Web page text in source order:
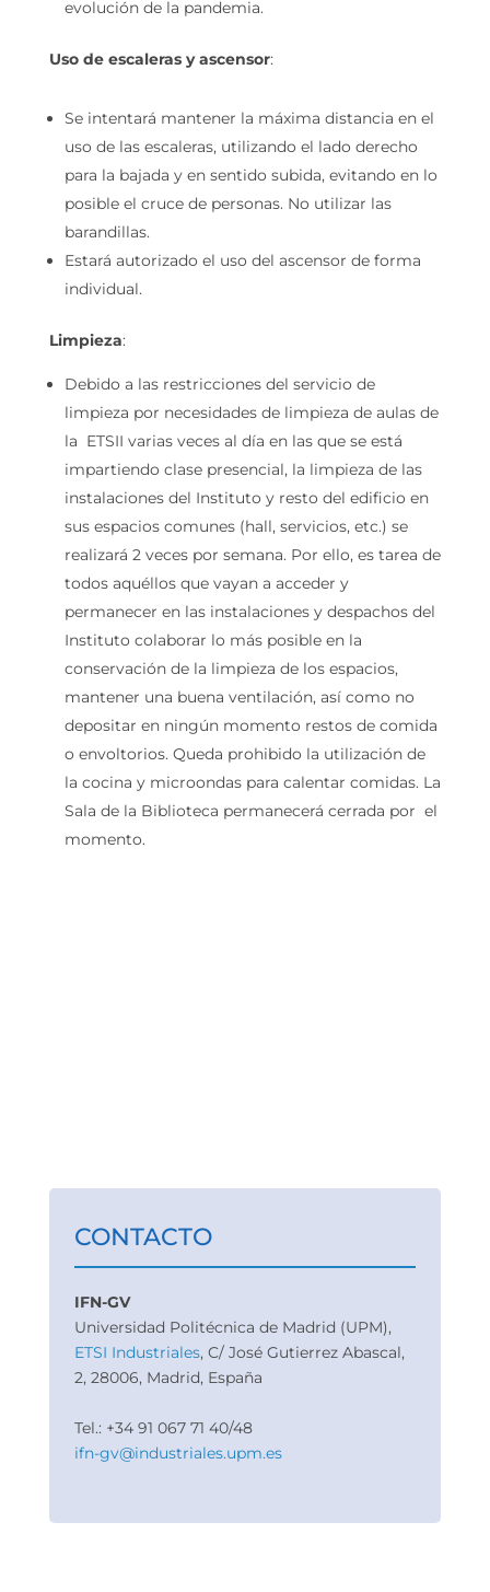
evolución de la pandemia.
Uso de escaleras y ascensor:
Se intentará mantener la máxima distancia en el
uso de las escaleras, utilizando el lado derecho
para la bajada y en sentido subida, evitando en lo
posible el cruce de personas. No utilizar las
barandillas.
Estará autorizado el uso del ascensor de forma
individual.
Limpieza:
Debido a las restricciones del servicio de
limpieza por necesidades de limpieza de aulas de
la ETSII varias veces al día en las que se está
impartiendo clase presencial, la limpieza de las
instalaciones del Instituto y resto del edificio en
sus espacios comunes (hall, servicios, etc.) se
realizará 2 veces por semana. Por ello, es tarea de
todos aquéllos que vayan a acceder y
permanecer en las instalaciones y despachos del
Instituto colaborar lo más posible en la
conservación de la limpieza de los espacios,
mantener una buena ventilación, así como no
depositar en ningún momento restos de comida
o envoltorios. Queda prohibido la utilización de
la cocina y microondas para calentar comidas. La
Sala de la Biblioteca permanecerá cerrada por el
momento.
CONTACTO
IFN-GV
Universidad Politécnica de Madrid (UPM),
ETSI Industriales, C/ José Gutierrez Abascal,
2, 28006, Madrid, España
Tel.: +34 91 067 71 40/48
ifn-gv@industriales.upm.es